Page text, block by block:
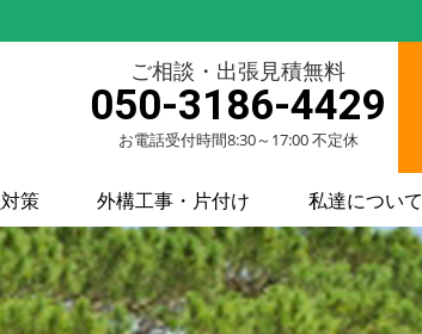
ご相談・出張見積無料
050-3186-4429
お電話受付時間8:30～17:00 不定休
策 外構工事・片付け 私達について